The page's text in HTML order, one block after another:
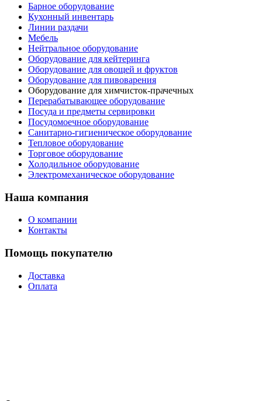
Барное оборудование
Кухонный инвентарь
Линии раздачи
Мебель
Нейтральное оборудование
Оборудование для кейтеринга
Оборудование для овощей и фруктов
Оборудование для пивоварения
Оборудование для химчисток-прачечных
Перерабатывающее оборудование
Посуда и предметы сервировки
Посудомоечное оборудование
Санитарно-гигиеническое оборудование
Тепловое оборудование
Торговое оборудование
Холодильное оборудование
Электромеханическое оборудование
Наша компания
О компании
Контакты
Помощь покупателю
Доставка
Оплата